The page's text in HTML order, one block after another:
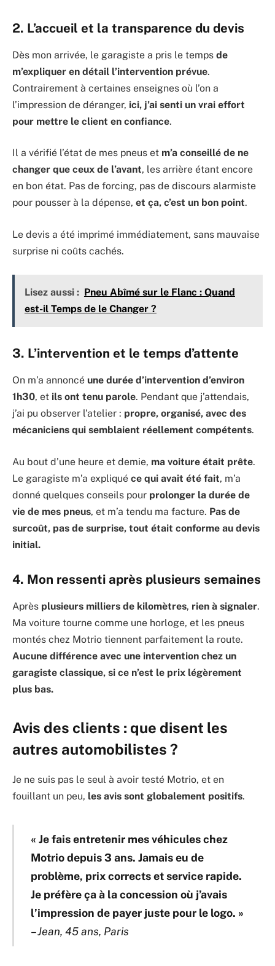
2. L’accueil et la transparence du devis
Dès mon arrivée, le garagiste a pris le temps de
m’expliquer en détail l’intervention prévue.
Contrairement à certaines enseignes où l’on a
l’impression de déranger, ici, j’ai senti un vrai effort
pour mettre le client en confiance.
Il a vérifié l’état de mes pneus et m’a conseillé de ne
changer que ceux de l’avant, les arrière étant encore
en bon état. Pas de forcing, pas de discours alarmiste
pour pousser à la dépense, et ça, c’est un bon point.
Le devis a été imprimé immédiatement, sans mauvaise
surprise ni coûts cachés.
Lisez aussi : Pneu Abîmé sur le Flanc : Quand
est-il Temps de le Changer ?
3. L’intervention et le temps d’attente
On m’a annoncé une durée d’intervention d’environ
1h30, et ils ont tenu parole. Pendant que j’attendais,
j’ai pu observer l’atelier : propre, organisé, avec des
mécaniciens qui semblaient réellement compétents.
Au bout d’une heure et demie, ma voiture était prête.
Le garagiste m’a expliqué ce qui avait été fait, m’a
donné quelques conseils pour prolonger la durée de
vie de mes pneus, et m’a tendu ma facture. Pas de
surcoût, pas de surprise, tout était conforme au devis
initial.
4. Mon ressenti après plusieurs semaines
Après plusieurs milliers de kilomètres, rien à signaler.
Ma voiture tourne comme une horloge, et les pneus
montés chez Motrio tiennent parfaitement la route.
Aucune différence avec une intervention chez un
garagiste classique, si ce n’est le prix légèrement
plus bas.
Avis des clients : que disent les
autres automobilistes ?
Je ne suis pas le seul à avoir testé Motrio, et en
fouillant un peu, les avis sont globalement positifs.
« Je fais entretenir mes véhicules chez
Motrio depuis 3 ans. Jamais eu de
problème, prix corrects et service rapide.
Je préfère ça à la concession où j’avais
l’impression de payer juste pour le logo. »
–Jean, 45 ans, Paris